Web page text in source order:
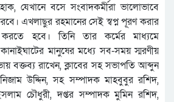
যেখানে বসে সংবাদকর্মীরা ভালোভাবে
এখলাছুর রহমানের সেই স্বপ্ন পূরণ করার
হবে। তিনি তার কর্মের মাধ্যমে
মানুষের মধ্যে সব-সময় স্মরণীয়
বক্তব্য রাখেন, ক্লাবের সহ সভাপতি আব্দুন
উদ্দিন, সহ সম্পাদক মাহবুবুর রশিদ,
চৌধুরী, দপ্তর সম্পাদক মুমিন রশিদ,